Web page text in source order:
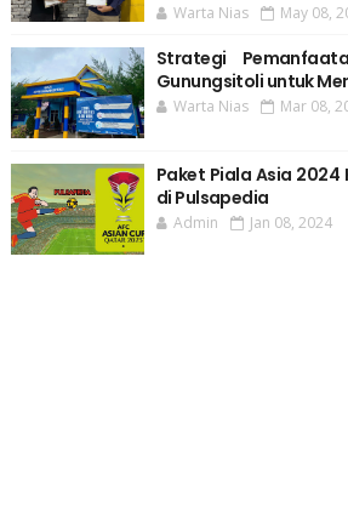
Warta Nias May 08,
Strategi
Gunungsitoli untuk
Warta Nias Mar 08,
Paket Piala Asia 2024
di Pulsapedia
Admin Jan 08, 2024